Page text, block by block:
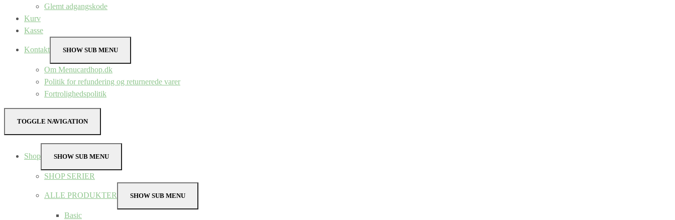
Glemt adgangskode
Kurv
Kasse
Kontakt SHOW SUB MENU
Om Menucardhop.dk
Politik for refundering og returnerede varer
Fortrolighedspolitik
TOGGLE NAVIGATION
Shop SHOW SUB MENU
SHOP SERIER
ALLE PRODUKTER SHOW SUB MENU
Basic